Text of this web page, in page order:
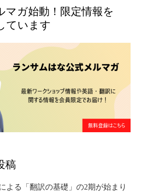
マガ始動！限定情報を
ています
稿
よる「翻訳の基礎」の2期が始まり